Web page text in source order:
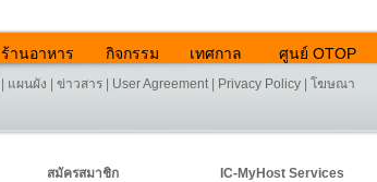
ร้านอาหาร กิจกรรม เทศกาล ศูนย์ OTOP
แผนผัง ข่าวสาร User Agreement| Privacy Policy โฆษณา
สมัครสมาชิก
IC-MyHost Services